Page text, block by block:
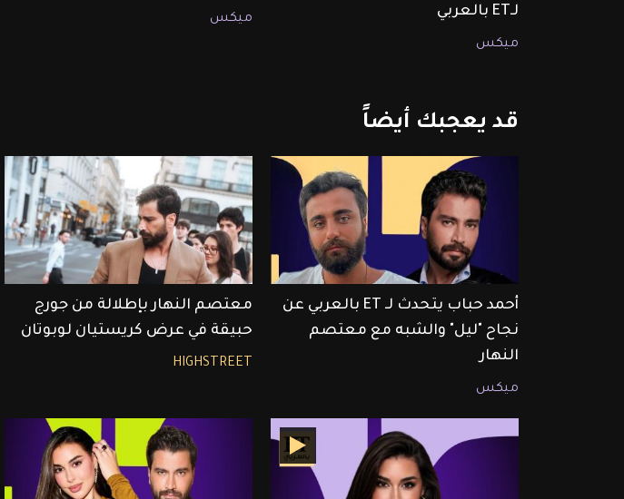
لـET بالعربي
ميكس
ميكس
قد يعجبك أيضاً
أحمد حباب يتحدث لـ ET بالعربي عن
نجاح "ليل" والشبه مع معتصم
النهار
ميكس
معتصم النهار بإطلالة من جورج
حبيقة في عرض كريستيان لوبوتان
HIGHSTREET